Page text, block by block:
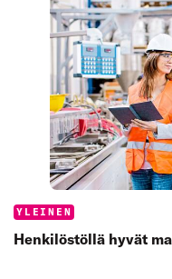
Categories:
YLEINEN
Henkilöstöllä hyvät